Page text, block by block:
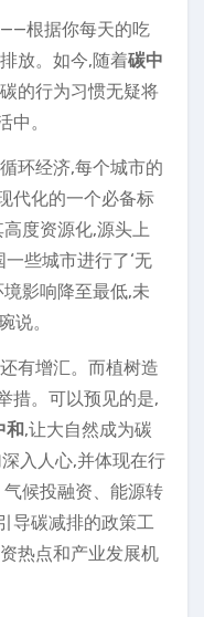
根据你每天的吃
放。如今,随着碳中
的行为习惯无疑将
中。
环经济,每个城市的
代化的一个必备标
度资源化,源头上
些城市进行了‘无
影响降至最低,未
说。
有增汇。而植树造
措。可以预见的是,
和,让大自然成为碳
入人心,并体现在行
候投融资、能源转
导碳减排的政策工
热点和产业发展机